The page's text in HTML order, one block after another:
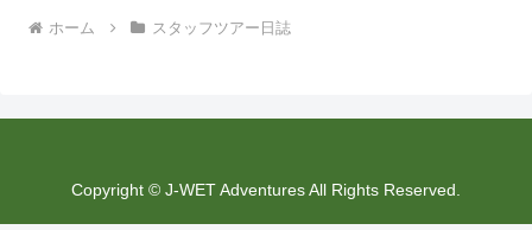
ホーム スタッフツアー日誌
Copyright © J-WET Adventures All Rights Reserved.